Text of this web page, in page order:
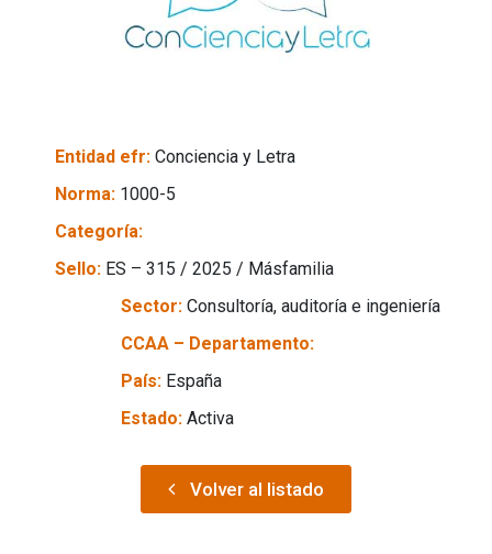
Entidad efr: Conciencia y Letra
Norma: 1000-5
Categoría:
Sello: ES – 315 / 2025 / Másfamilia
Sector: Consultoría, auditoría e ingeniería
CCAA – Departamento:
País: España
Estado: Activa
Volver al listado